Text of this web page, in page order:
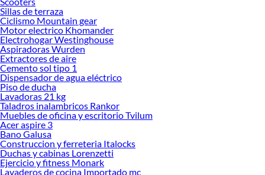
Sillas de terraza
Ciclismo Mountain gear
Motor electrico Khomander
Electrohogar Westinghouse
Aspiradoras Wurden
Extractores de aire
Cemento sol tipo 1
Dispensador de agua eléctrico
Piso de ducha
Lavadoras 21 kg
Taladros inalambricos Rankor
Muebles de oficina y escritorio Tvilum
Acer aspire 3
Bano Galusa
Construccion y ferreteria Italocks
Duchas y cabinas Lorenzetti
Ejercicio y fitness Monark
Lavaderos de cocina Importado mc